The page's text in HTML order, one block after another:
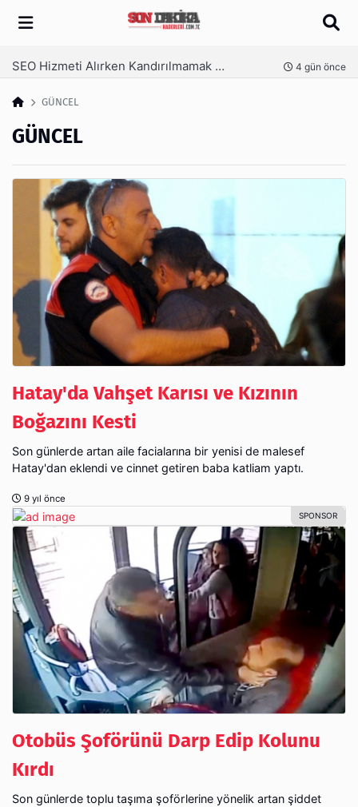
Arama
SEO Hizmeti Alırken Kandırılmamak İçin Bilinmesi Gerekenler 4 gün önce
GÜNCEL
GÜNCEL
Hatay'da Vahşet Karısı ve Kızının
Boğazını Kesti
Son günlerde artan aile facialarına bir yenisi de malesef
Hatay'dan eklendi ve cinnet getiren baba katliam yaptı.
9 yıl önce
Otobüs Şoförünü Darp Edip Kolunu
Kırdı
Son günlerde toplu taşıma şoförlerine yönelik artan şiddet